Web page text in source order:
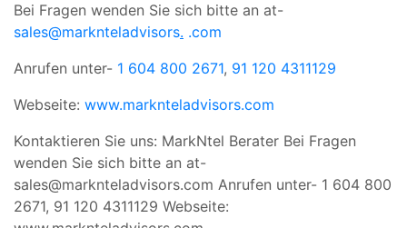
Bei Fragen wenden Sie sich bitte an at-
sales@marknteladvisors. .com
Anrufen unter- 1 604 800 2671, 91 120 4311129
Webseite: www.marknteladvisors.com
Kontaktieren Sie uns: MarkNtel Berater Bei Fragen
wenden Sie sich bitte an at-
sales@marknteladvisors.com Anrufen unter- 1 604 800
2671, 91 120 4311129 Webseite: